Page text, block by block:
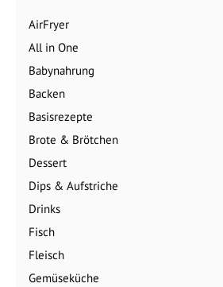
AirFryer
All in One
Babynahrung
Backen
Basisrezepte
Brote & Brötchen
Dessert
Dips & Aufstriche
Drinks
Fisch
Fleisch
Gemüseküche